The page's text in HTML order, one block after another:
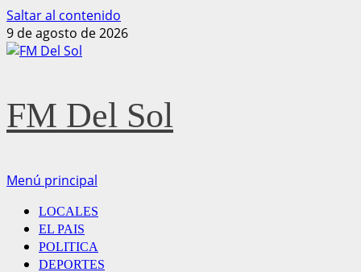
Saltar al contenido
9 de agosto de 2026
FM Del Sol
Menú principal
LOCALES
EL PAIS
POLITICA
DEPORTES